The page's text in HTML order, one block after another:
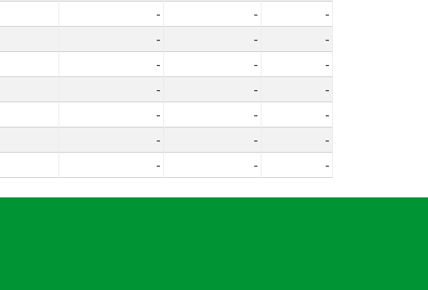
- -
-
- -
-
- -
-
- -
-
- -
-
- -
-
- - -